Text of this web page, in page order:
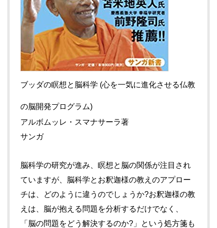
ブッダの瞑想と脳科学 (心を一気に進化させる仏教
の脳開発プログラム)
アルボムッレ・スマナサーラ著
サンガ
脳科学の研究が進み、瞑想と脳の関係が注目され
ていますが、脳科学とお釈迦様の教えのアプロー
チは、どのように違うのでしょうか?お釈迦様の教
えは、脳が抱える問題を分析するだけでなく、
「脳の問題をどう解決するのか?」という処方箋も